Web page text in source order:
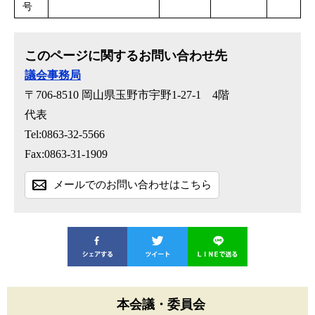
号
このページに関するお問い合わせ先
議会事務局
〒706-8510 岡山県玉野市宇野1-27-1 4階
代表
Tel:0863-32-5566
Fax:0863-31-1909
メールでのお問い合わせはこちら
本会議・委員会